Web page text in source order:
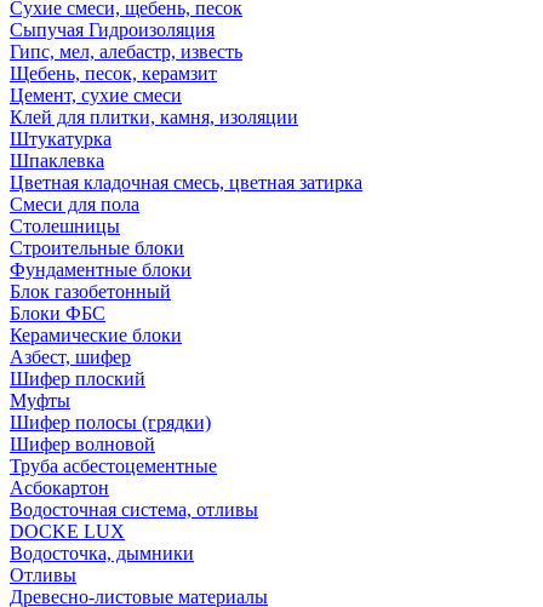
Сухие смеси, щебень, песок
Сыпучая Гидроизоляция
Гипс, мел, алебастр, известь
Щебень, песок, керамзит
Цемент, сухие смеси
Клей для плитки, камня, изоляции
Штукатурка
Шпаклевка
Цветная кладочная смесь, цветная затирка
Смеси для пола
Столешницы
Строительные блоки
Фундаментные блоки
Блок газобетонный
Блоки ФБС
Керамические блоки
Азбест, шифер
Шифер плоский
Муфты
Шифер полосы (грядки)
Шифер волновой
Труба асбестоцементные
Асбокартон
Водосточная система, отливы
DOCKE LUX
Водосточка, дымники
Отливы
Древесно-листовые материалы